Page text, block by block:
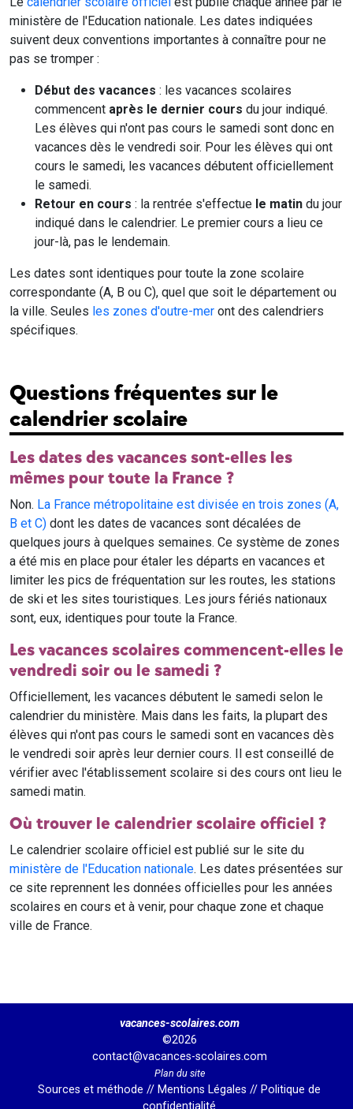
ministère de l'Education nationale. Les dates indiquées
suivent deux conventions importantes à connaître pour ne
pas se tromper :
Début des vacances : les vacances scolaires
commencent après le dernier cours du jour indiqué.
Les élèves qui n'ont pas cours le samedi sont donc en
vacances dès le vendredi soir. Pour les élèves qui ont
cours le samedi, les vacances débutent officiellement
le samedi.
Retour en cours : la rentrée s'effectue le matin du jour
indiqué dans le calendrier. Le premier cours a lieu ce
jour-là, pas le lendemain.
Les dates sont identiques pour toute la zone scolaire
correspondante (A, B ou C), quel que soit le département ou
la ville. Seules les zones d'outre-mer ont des calendriers
spécifiques.
Questions fréquentes sur le
calendrier scolaire
Les dates des vacances sont-elles les
mêmes pour toute la France ?
Non. La France métropolitaine est divisée en trois zones (A,
B et C) dont les dates de vacances sont décalées de
quelques jours à quelques semaines. Ce système de zones
a été mis en place pour étaler les départs en vacances et
limiter les pics de fréquentation sur les routes, les stations
de ski et les sites touristiques. Les jours fériés nationaux
sont, eux, identiques pour toute la France.
Les vacances scolaires commencent-elles le
vendredi soir ou le samedi ?
Officiellement, les vacances débutent le samedi selon le
calendrier du ministère. Mais dans les faits, la plupart des
élèves qui n'ont pas cours le samedi sont en vacances dès
le vendredi soir après leur dernier cours. Il est conseillé de
vérifier avec l'établissement scolaire si des cours ont lieu le
samedi matin.
Où trouver le calendrier scolaire officiel ?
Le calendrier scolaire officiel est publié sur le site du
ministère de l'Education nationale. Les dates présentées sur
ce site reprennent les données officielles pour les années
scolaires en cours et à venir, pour chaque zone et chaque
ville de France.
vacances-scolaires.com
©2026
contact@vacances-scolaires.com
Plan du site
Sources et méthode // Mentions Légales // Politique de